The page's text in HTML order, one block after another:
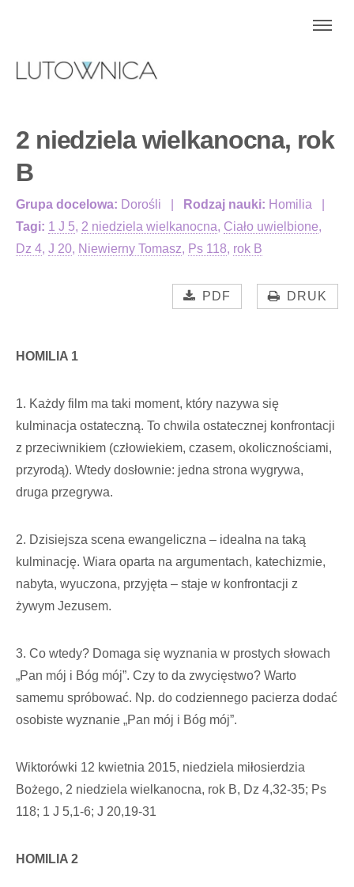
2 niedziela wielkanocna, rok
B
Grupa docelowa: Dorośli Rodzaj nauki: Homilia
Tagi: 1 J 5, 2 niedziela wielkanocna, Ciało uwielbione,
Dz 4, J 20, Niewierny Tomasz, Ps 118, rok B
PDF DRUK
HOMILIA 1
1. Każdy film ma taki moment, który nazywa się
kulminacja ostateczną. To chwila ostatecznej konfrontacji
z przeciwnikiem (człowiekiem, czasem, okolicznościami,
przyrodą). Wtedy dosłownie: jedna strona wygrywa,
druga przegrywa.
2. Dzisiejsza scena ewangeliczna – idealna na taką
kulminację. Wiara oparta na argumentach, katechizmie,
nabyta, wyuczona, przyjęta – staje w konfrontacji z
żywym Jezusem.
3. Co wtedy? Domaga się wyznania w prostych słowach
„Pan mój i Bóg mój”. Czy to da zwycięstwo? Warto
samemu spróbować. Np. do codziennego pacierza dodać
osobiste wyznanie „Pan mój i Bóg mój”.
Wiktorówki 12 kwietnia 2015, niedziela miłosierdzia
Bożego, 2 niedziela wielkanocna, rok B, Dz 4,32-35; Ps
118; 1 J 5,1-6; J 20,19-31
HOMILIA 2